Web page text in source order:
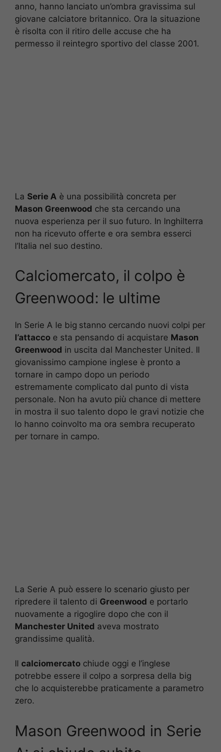
anno, hanno lanciato un’ombra gravissima sul
giovane calciatore britannico. Ora la situazione
è risolta con il ritiro delle accuse che ha
permesso il reintegro sportivo del classe 2001.
La Serie A è una possibilità concreta per
Mason Greenwood che sta cercando una
nuova esperienza per il suo futuro. In Inghilterra
non ha ricevuto offerte e ora sembra esserci
l’Italia nel suo destino.
Calciomercato, il colpo è
Greenwood: le ultime
In Serie A le big stanno cercando nuovi colpi per
l’attacco e sta pensando di acquistare Mason
Greenwood in uscita dal Manchester United. Il
giovanissimo campione inglese è pronto a
tornare in campo dopo un periodo
estremamente complicato dal punto di vista
personale. Non ha avuto più chance di mettere
in mostra il suo talento dopo le gravi notizie che
lo hanno coinvolto ma ora sembra recuperato
per tornare in campo.
La Serie A può essere lo scenario giusto per
ripredere il talento di Greenwood e portarlo
nuovamente a rigoglire dopo che con il
Manchester United aveva mostrato
grandissime qualità.
Il calciomercato chiude oggi e l’inglese
potrebbe essere il colpo a sorpresa della big
che lo acquisterebbe praticamente a parametro
zero.
Mason Greenwood in Serie